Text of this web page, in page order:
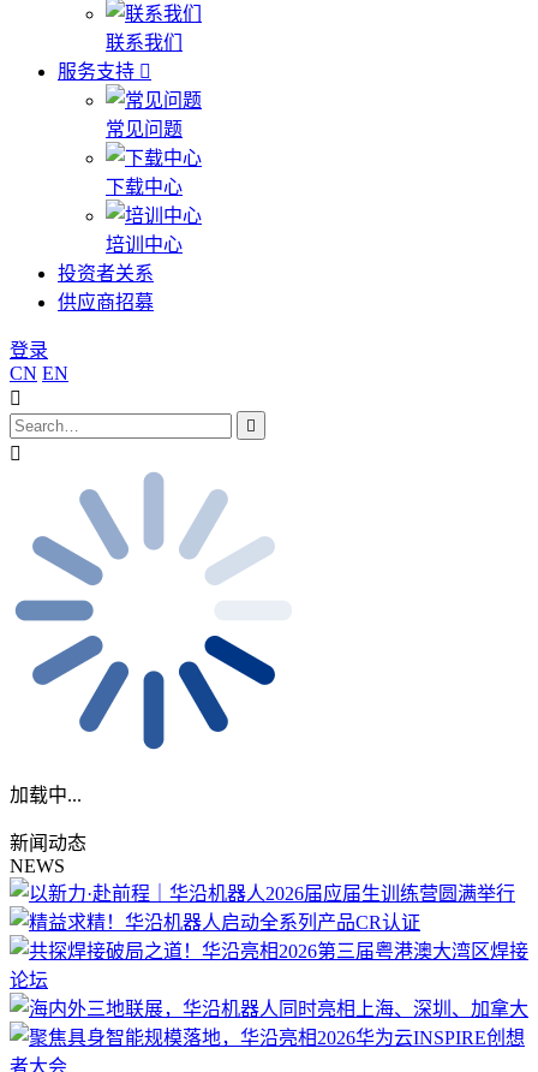
联系我们
服务支持
常见问题
下载中心
培训中心
投资者关系
供应商招募
登录
CN EN
加载中...
新闻动态
NEWS